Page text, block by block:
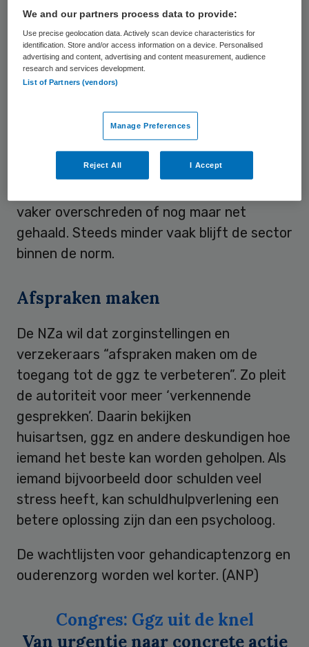
norm gehaald. Zo moeten mensen met
obsessief-compulsieve gedragingen bijna
twintig weken wachten op een eerste
gesprek. Bij angst- en
is dat meer dan tien weken.
Na de intake moeten patiënten binnen tien
weken kunnen beginnen aan hun
vaker overschreden of nog maar net
gehaald. Steeds minder vaak blijft de sector
binnen de norm.
Afspraken maken
De NZa wil dat zorginstellingen en
verzekeraars “afspraken maken om de
toegang tot de ggz te verbeteren”. Zo pleit
de autoriteit voor meer ‘verkennende
gesprekken’. Daarin bekijken
huisartsen, ggz en andere deskundigen hoe
iemand het beste kan worden geholpen. Als
iemand bijvoorbeeld door schulden veel
stress heeft, kan schuldhulpverlening een
betere oplossing zijn dan een psycholoog.
De wachtlijsten voor gehandicaptenzorg en
ouderenzorg worden wel korter. (ANP)
Congres: Ggz uit de knel
Van urgentie naar concrete actie
We and our partners process data to provide:
Use precise geolocation data. Actively scan device characteristics for
identification. Store and/or access information on a device. Personalised
advertising and content, advertising and content measurement, audience
research and services development.
List of Partners (vendors)
Manage Preferences
Reject All I Accept